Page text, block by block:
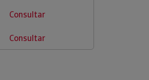
Consultar
Consultar